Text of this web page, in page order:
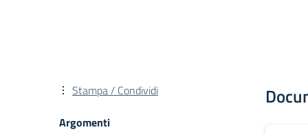
Stampa / Condividi
Argomenti